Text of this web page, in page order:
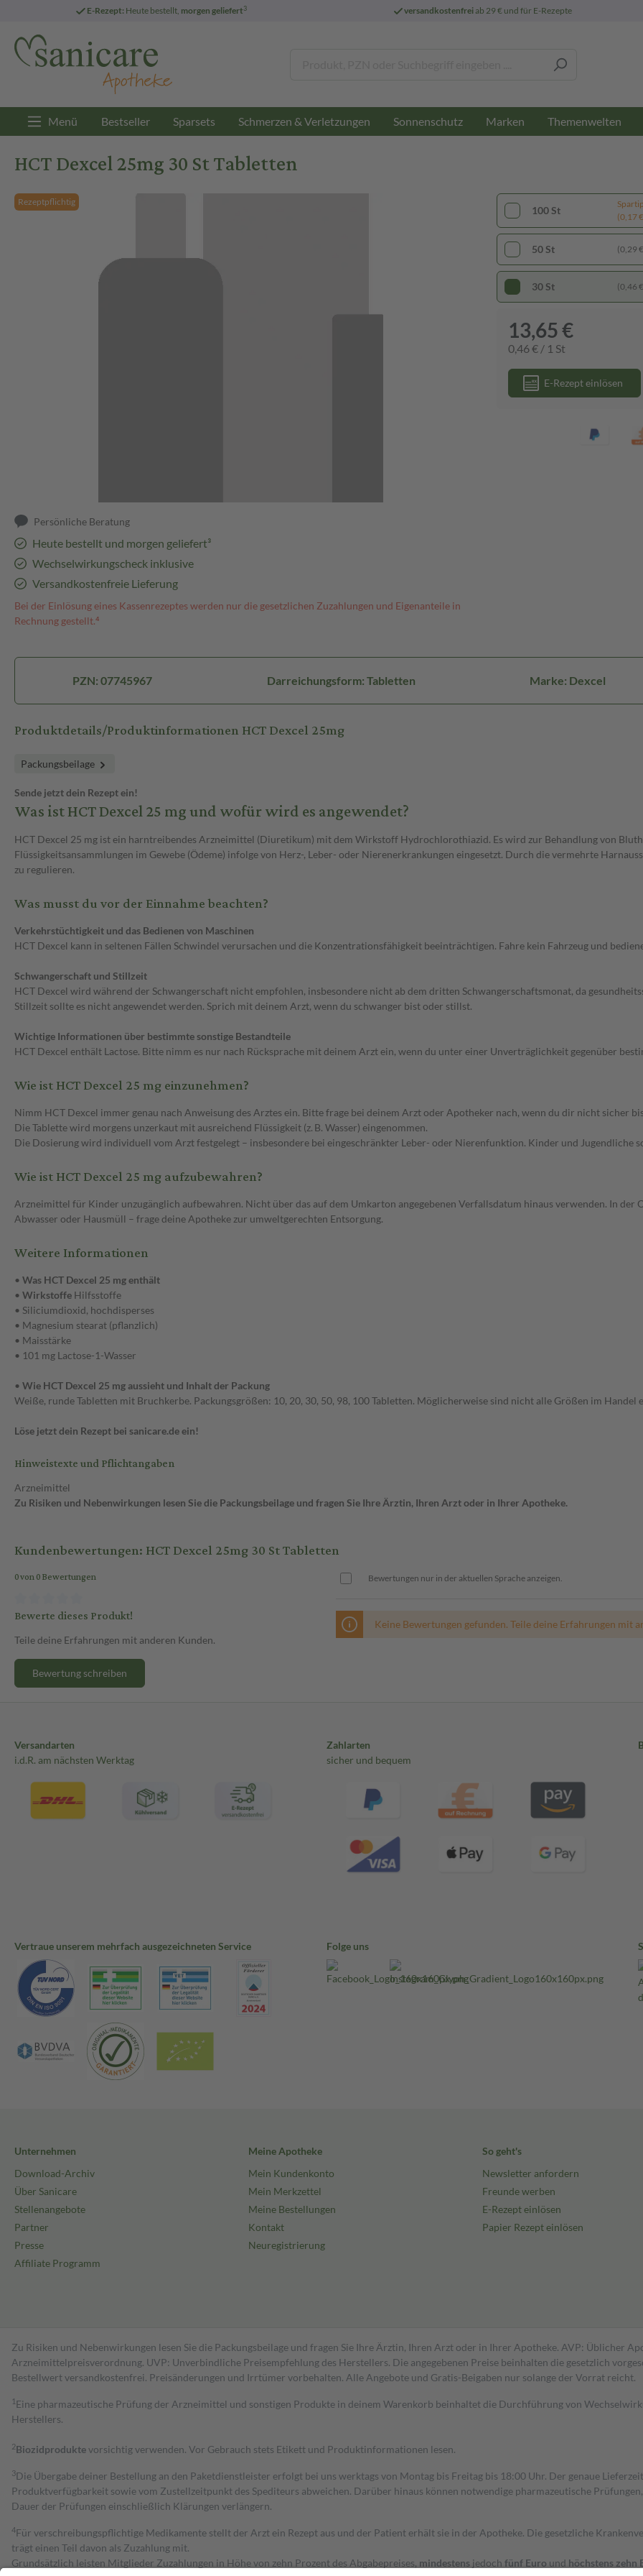
E-Rezept: Heute bestellt, morgen geliefert3 versandkostenfreiab 29 € und für E-Rezepte
Menü Bestseller Sparsets Schmerzen & Verletzungen Sonnenschutz Marken Themenwelten
HCT Dexcel 25mg 30 St Tabletten
Rezeptpflichtig
Persönliche Beratung
Heute bestellt und morgen geliefert³
Wechselwirkungscheck inklusive
Versandkostenfreie Lieferung
Bei der Einlösung eines Kassenrezeptes werden nur die gesetzlichen Zuzahlungen und Eigenanteile in
Rechnung gestellt.⁴
100 St
(0,17
50 St (0,29
30 St (0,46
13,65 €
0,46 € / 1 St
E-Rezept einlösen
PZN: 07745967 Darreichungsform: Tabletten Marke: Dexcel
Produktdetails/Produktinformationen HCT Dexcel 25mg
Packungsbeilage
Sende jetzt dein Rezept ein!
Was ist HCT Dexcel 25 mg und wofür wird es angewendet?
HCT Dexcel 25 mg ist ein harntreibendes Arzneimittel (Diuretikum) mit dem Wirkstoff Hydrochlorothiazid. Es wird zur Behandlung von
Flüssigkeitsansammlungen im Gewebe (Ödeme) infolge von Herz-, Leber- oder Nierenerkrankungen eingesetzt. Durch die vermehrte
zu regulieren.
Was musst du vor der Einnahme beachten?
Verkehrstüchtigkeit und das Bedienen von Maschinen
HCT Dexcel kann in seltenen Fällen Schwindel verursachen und die Konzentrationsfähigkeit beeinträchtigen. Fahre kein Fahrzeug und
Schwangerschaft und Stillzeit
HCT Dexcel wird während der Schwangerschaft nicht empfohlen, insbesondere nicht ab dem dritten Schwangerschaftsmonat, da
Stillzeit sollte es nicht angewendet werden. Sprich mit deinem Arzt, wenn du schwanger bist oder stillst.
Wichtige Informationen über bestimmte sonstige Bestandteile
HCT Dexcel enthält Lactose. Bitte nimm es nur nach Rücksprache mit deinem Arzt ein, wenn du unter einer Unverträglichkeit gegenüber
Wie ist HCT Dexcel 25 mg einzunehmen?
Nimm HCT Dexcel immer genau nach Anweisung des Arztes ein. Bitte frage bei deinem Arzt oder Apotheker nach, wenn du dir nicht sicher
Die Tablette wird morgens unzerkaut mit ausreichend Flüssigkeit (z. B. Wasser) eingenommen.
Die Dosierung wird individuell vom Arzt festgelegt – insbesondere bei eingeschränkter Leber- oder Nierenfunktion. Kinder und Jugendliche
Wie ist HCT Dexcel 25 mg aufzubewahren?
Arzneimittel für Kinder unzugänglich aufbewahren. Nicht über das auf dem Umkarton angegebenen Verfallsdatum hinaus verwenden. In
Abwasser oder Hausmüll – frage deine Apotheke zur umweltgerechten Entsorgung.
Weitere Informationen
• Was HCT Dexcel 25 mg enthält
• Wirkstoffe Hilfsstoffe
• Siliciumdioxid, hochdisperses
• Magnesium stearat (pflanzlich)
• Maisstärke
• 101 mg Lactose-1-Wasser
• Wie HCT Dexcel 25 mg aussieht und Inhalt der Packung
Weiße, runde Tabletten mit Bruchkerbe. Packungsgrößen: 10, 20, 30, 50, 98, 100 Tabletten. Möglicherweise sind nicht alle Größen im Handel
Löse jetzt dein Rezept bei sanicare.de ein!
Hinweistexte und Pflichtangaben
Arzneimittel
Zu Risiken und Nebenwirkungen lesen Sie die Packungsbeilage und fragen Sie Ihre Ärztin, Ihren Arzt oder in Ihrer Apotheke.
Kundenbewertungen: HCT Dexcel 25mg 30 St Tabletten
0 von 0 Bewertungen
Bewerte dieses Produkt!
Teile deine Erfahrungen mit anderen Kunden.
Bewertung schreiben
Bewertungen nur in der aktuellen Sprache anzeigen.
Keine Bewertungen gefunden. Teile deine Erfahrungen mit
Versandarten
i.d.R. am nächsten Werktag
Zahlarten
sicher und bequem
Vertraue unserem mehrfach ausgezeichneten Service Folge uns
Unternehmen
Download-Archiv
Über Sanicare
Stellenangebote
Partner
Presse
Affiliate Programm
Meine Apotheke
Mein Kundenkonto
Mein Merkzettel
Meine Bestellungen
Kontakt
Neuregistrierung
So geht's
Newsletter anfordern
Freunde werben
E-Rezept einlösen
Papier Rezept einlösen
Zu Risiken und Nebenwirkungen lesen Sie die Packungsbeilage und fragen Sie Ihre Ärztin, Ihren Arzt oder in Ihrer Apotheke. AVP: Üblicher
Arzneimittelpreisverordnung. UVP: Unverbindliche Preisempfehlung des Herstellers. Die angegebenen Preise beinhalten die gesetzlich
Bestell­wert versand­kosten­frei. Preisänderungen und Irrtümer vorbehalten. Alle Angebote und Gratis-Beigaben nur solange der Vorrat reicht.
1 Eine pharmazeutische Prüfung der Arzneimittel und sonstigen Produkte in deinem Warenkorb beinhaltet die Durchführung von
Herstellers.
2Biozidproduktevorsichtig verwenden. Vor Gebrauch stets Etikett und Produktinformationen lesen.
3Die Übergabe deiner Bestellung an den Paketdienstleister erfolgt bei uns werktags von Montag bis Freitag bis 18:00 Uhr. Der genaue
Produktverfügbarkeit sowie vom Zustellzeitpunkt des Spediteurs abweichen. Darüber hinaus können notwendige pharmazeutische
Dauer der Prüfungen einschließlich Klärungen verlängern.
4Für verschreibungspflichtige Medikamente stellt der Arzt ein Rezept aus und der Patient erhält sie in der Apotheke. Die gesetzliche
trägt einen Teil davon als Zuzahlung mit.
Grundsätzlich leisten Mitglieder Zuzahlungen in Höhe von zehn Prozent des Abgabepreises, mindestens jedoch fünf Euro und höchstens zehn